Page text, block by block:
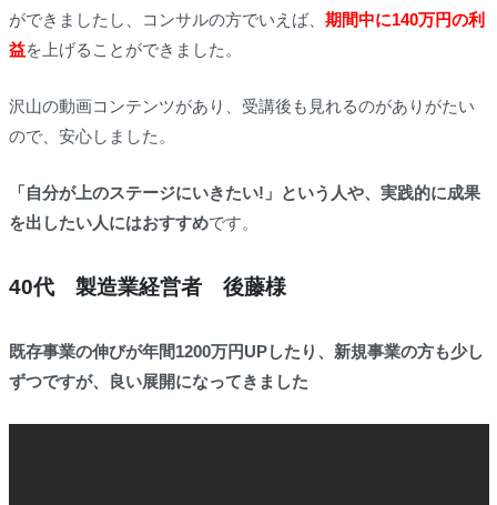
ができましたし、コンサルの方でいえば、 期間中に140万円の利
益を上げることができました。
沢山の動画コンテンツがあり、受講後も見れるのがありがたい
ので、安心しました。
「自分が上のステージにいきたい!」という人や、実践的に成果
を出したい人にはおすすめです。
40代 製造業経営者 後藤様
既存事業の伸びが年間1200万円UPしたり、新規事業の方も少し
ずつですが、良い展開になってきました